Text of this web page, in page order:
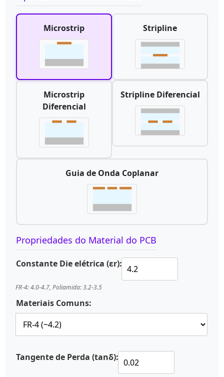
Microstrip Stripline
Microstrip
Diferencial
Stripline Diferencial
Guia de Onda Coplanar
Propriedades do Material do PCB
Constante Die elétrica (εr):
FR-4: 4.0-4.7, Poliamida: 3.2-3.5
Materiais Comuns:
Tangente de Perda (tanδ):